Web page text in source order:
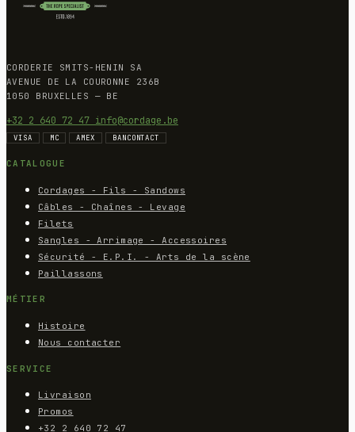
CORDERIE SMITS-HENIN SA
AVENUE DE LA COURONNE 236B
1050 BRUXELLES — BE
+32 2 640 72 47 info@cordage.be
VISA MC AMEX BANCONTACT
CATALOGUE
Cordages - Fils - Sandows
Câbles - Chaînes - Levage
Filets
Sangles - Arrimage - Accessoires
Sécurité - E.P.I. - Arts de la scène
Paillassons
MÉTIER
Histoire
Nous contacter
SERVICE
Livraison
Promos
+32 2 640 72 47